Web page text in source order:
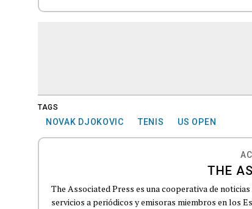
TAGS
NOVAK DJOKOVIC TENIS US OPEN
THE
The Associated Press es una cooperativa de
servicios a periódicos y emisoras miembros en los